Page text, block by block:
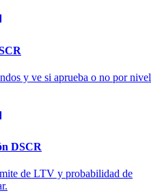
y ve si aprueba o no por nivel
DSCR
de LTV y probabilidad de